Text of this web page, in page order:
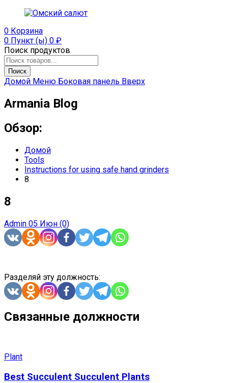
0 Корзина
0 Пункт (ы) 0 ₽
Поиск продуктов
Поиск
Домой Меню Боковая панель Вверх
Armania Blog
Обзор:
Домой
Tools
Instructions for using safe hand grinders
8
8
Admin 05 Июн (0)
Разделяй эту должность:
Связанные должности
Plant
Best Succulent Succulent Plants